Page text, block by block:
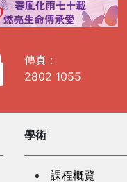
傳真 :
2802 1055
學術
課程概覽